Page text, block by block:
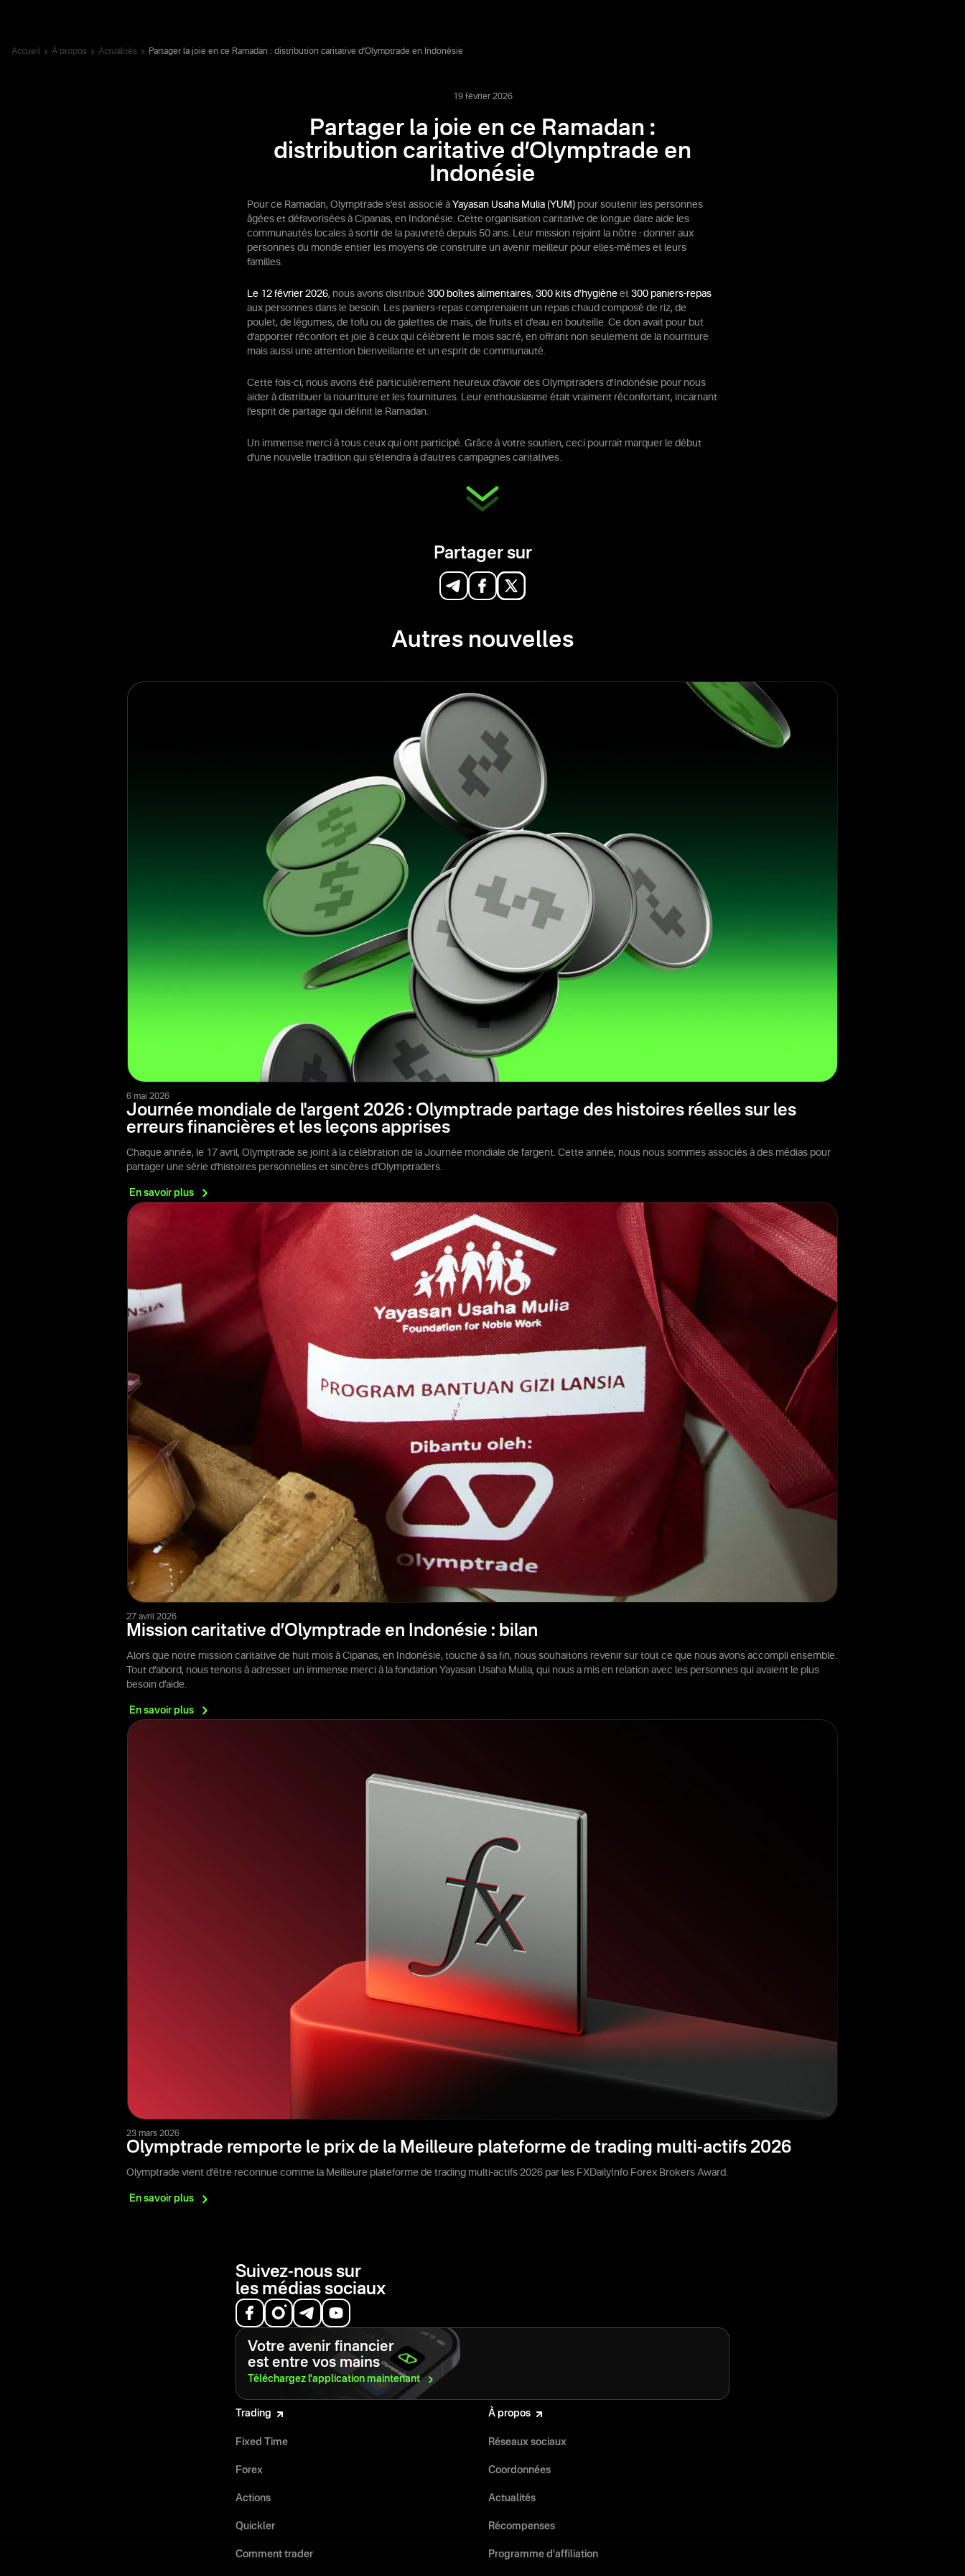
Accueil À propos Actualités Partager la joie en ce Ramadan : distribution caritative d’Olymptrade en Indonésie
19 février 2026
Partager la joie en ce Ramadan :
distribution caritative d’Olymptrade en
Indonésie
Pour ce Ramadan, Olymptrade s’est associé à Yayasan Usaha Mulia (YUM) pour soutenir les personnes
âgées et défavorisées à Cipanas, en Indonésie. Cette organisation caritative de longue date aide les
communautés locales à sortir de la pauvreté depuis 50 ans. Leur mission rejoint la nôtre : donner aux
personnes du monde entier les moyens de construire un avenir meilleur pour elles-mêmes et leurs
familles.
Le 12 février 2026, nous avons distribué 300 boîtes alimentaires, 300 kits d’hygiène et 300 paniers-repas
aux personnes dans le besoin. Les paniers-repas comprenaient un repas chaud composé de riz, de
poulet, de légumes, de tofu ou de galettes de maïs, de fruits et d’eau en bouteille. Ce don avait pour but
d’apporter réconfort et joie à ceux qui célèbrent le mois sacré, en offrant non seulement de la nourriture
mais aussi une attention bienveillante et un esprit de communauté.
Cette fois-ci, nous avons été particulièrement heureux d’avoir des Olymptraders d’Indonésie pour nous
aider à distribuer la nourriture et les fournitures. Leur enthousiasme était vraiment réconfortant, incarnant
l’esprit de partage qui définit le Ramadan.
Un immense merci à tous ceux qui ont participé. Grâce à votre soutien, ceci pourrait marquer le début
d’une nouvelle tradition qui s’étendra à d’autres campagnes caritatives.
Partager sur
Autres nouvelles
6 mai 2026
Journée mondiale de l'argent 2026 : Olymptrade partage des histoires réelles sur les
erreurs financières et les leçons apprises
Chaque année, le 17 avril, Olymptrade se joint à la célébration de la Journée mondiale de l'argent. Cette année, nous nous sommes associés à des médias pour
partager une série d'histoires personnelles et sincères d'Olymptraders.
En savoirplus
27 avril 2026
Mission caritative d’Olymptrade en Indonésie : bilan
Alors que notre mission caritative de huit mois à Cipanas, en Indonésie, touche à sa fin, nous souhaitons revenir sur tout ce que nous avons accompli ensemble.
Tout d’abord, nous tenons à adresser un immense merci à la fondation Yayasan Usaha Mulia, qui nous a mis en relation avec les personnes qui avaient le plus
besoin d’aide.
En savoirplus
23 mars 2026
Olymptrade remporte le prix de la Meilleure plateforme de trading multi-actifs 2026
Olymptrade vient d’être reconnue comme la Meilleure plateforme de trading multi-actifs 2026 par les FXDailyInfo Forex Brokers Award.
En savoirplus
Suivez-nous sur
les médias sociaux
Votre avenir financier
est entre vos mains
Téléchargez l'applicationmaintenant
Trading
Fixed Time
Forex
Actions
Quickler
Comment trader
À propos
Réseaux sociaux
Coordonnées
Actualités
Récompenses
Programme d'affiliation